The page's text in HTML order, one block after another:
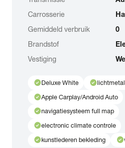
Carrosserie
Gemiddeld verbruik
0
Brandstof
Vestiging
check_circleDeluxe White check_circle
check_circleApple Carplay/Android Auto
check_circlenavigatiesysteem full map
check_circleelectronic climate controle
check_circlekunstlederen bekleding check_circle